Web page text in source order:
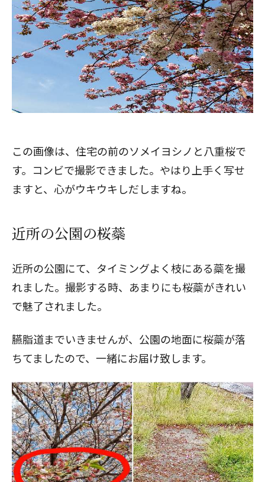
この画像は、住宅の前のソメイヨシノと八重桜で
す。コンビで撮影できました。やはり上手く写せ
ますと、心がウキウキしだしますね。
近所の公園の桜蘂
近所の公園にて、タイミングよく枝にある蘂を撮
れました。撮影する時、あまりにも桜蘂がきれい
で魅了されました。
臙脂道までいきませんが、公園の地面に桜蘂が落
ちてましたので、一緒にお届け致します。